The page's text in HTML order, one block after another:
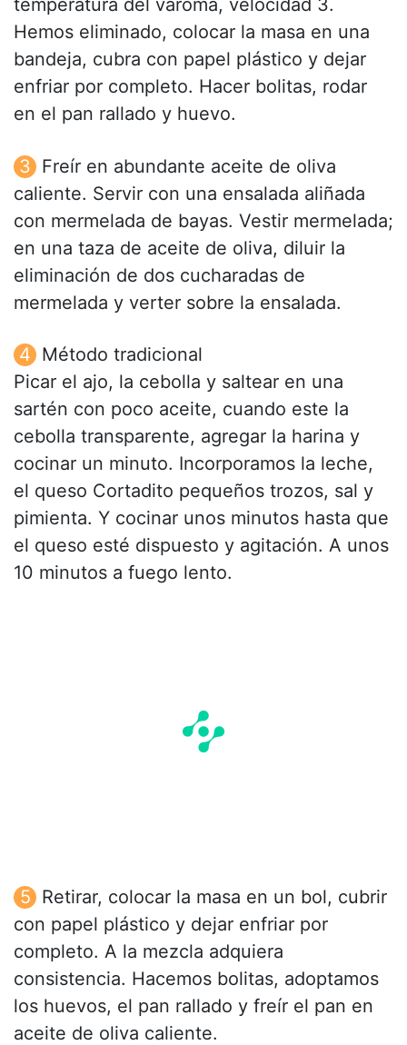
temperatura del varoma, velocidad 3.
Hemos eliminado, colocar la masa en una
bandeja, cubra con papel plástico y dejar
enfriar por completo. Hacer bolitas, rodar
en el pan rallado y huevo.
Freír en abundante aceite de oliva
caliente. Servir con una ensalada aliñada
con mermelada de bayas. Vestir mermelada;
en una taza de aceite de oliva, diluir la
eliminación de dos cucharadas de
mermelada y verter sobre la ensalada.
Método tradicional
Picar el ajo, la cebolla y saltear en una
sartén con poco aceite, cuando este la
cebolla transparente, agregar la harina y
cocinar un minuto. Incorporamos la leche,
el queso Cortadito pequeños trozos, sal y
pimienta. Y cocinar unos minutos hasta que
el queso esté dispuesto y agitación. A unos
10 minutos a fuego lento.
Retirar, colocar la masa en un bol, cubrir
con papel plástico y dejar enfriar por
completo. A la mezcla adquiera
consistencia. Hacemos bolitas, adoptamos
los huevos, el pan rallado y freír el pan en
aceite de oliva caliente.